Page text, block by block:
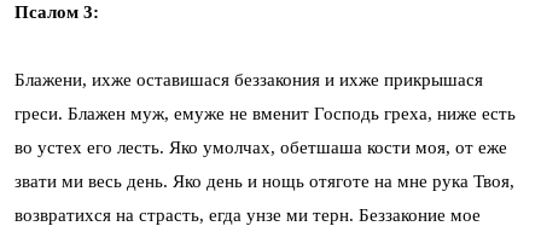
Псалом 3:
Блажени, ихже оставишася беззакония и ихже прикрышася
греси. Блажен муж, eмуже не вменит Господь греха, ниже есть
во устех eго лесть. Яко умолчах, обетшаша кости моя, от еже
звати ми весь день. Яко день и нощь отяготе на мне рука Твоя,
возвратихся на страсть, егда унзе ми терн. Беззаконие мое